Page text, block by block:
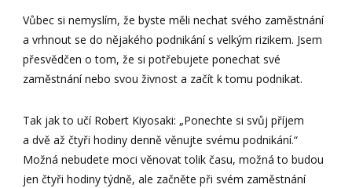
Vůbec si nemyslím, že byste měli nechat svého zaměstnání
a vrhnout se do nějakého podnikání s velkým rizikem. Jsem
přesvědčen o tom, že si potřebujete ponechat své
zaměstnání nebo svou živnost a začít k tomu podnikat.
Tak jak to učí Robert Kiyosaki: „Ponechte si svůj příjem
a dvě až čtyři hodiny denně věnujte svému podnikání.“
Možná nebudete moci věnovat tolik času, možná to budou
jen čtyři hodiny týdně, ale začněte při svém zaměstnání